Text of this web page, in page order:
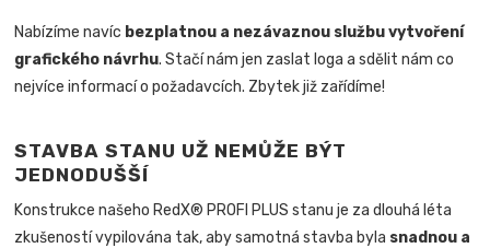
Nabízíme navíc bezplatnou a nezávaznou službu vytvoření
grafického návrhu. Stačí nám jen zaslat loga a sdělit nám co
nejvíce informací o požadavcích. Zbytek již zařídíme!
STAVBA STANU UŽ NEMŮŽE BÝT
JEDNODUŠŠÍ
Konstrukce našeho RedX® PROFI PLUS stanu je za dlouhá léta
zkušeností vypilována tak, aby samotná stavba byla snadnou a